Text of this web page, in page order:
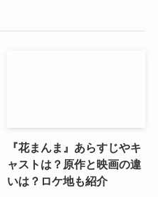
『花まんま』あらすじやキ
ャストは？原作と映画の違
いは？ロケ地も紹介